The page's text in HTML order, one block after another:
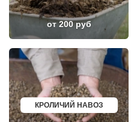
НАХАБИНО
НЕКРАСОВКА
НЕКРАСОВСКИЙ
НЕМЧИНОВКА
НИЖНЕЕ ВАЛУЕВО
НОВИНКИ
НОВОБРАТЦЕВСКИЙ
НОВОИВАНОВСКОЕ
НОВОПЕТРОВСКОЕ
НОВОПОДРЕЗКОВО
НОВОСИНЬКОВО
НОГИНСК
от 200 руб
КРОЛИЧИЙ НАВОЗ